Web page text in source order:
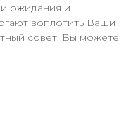
ожидания и
воплотить Ваши
совет, Вы можете